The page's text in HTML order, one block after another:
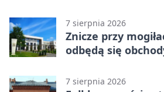
7 sierpnia 2026
Znicze przy
odbędą się
7 sierpnia 2026